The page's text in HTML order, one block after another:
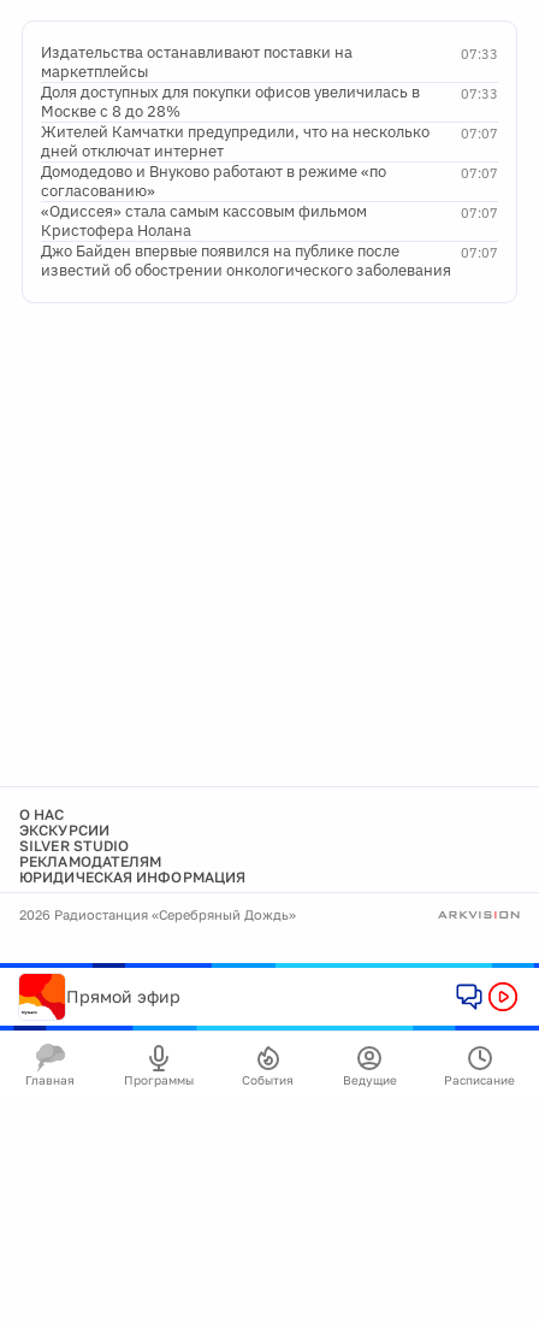
07:33
Издательства останавливают поставки на
маркетплейсы
07:33
Доля доступных для покупки офисов увеличилась в
Москве с 8 до 28%
07:07
Жителей Камчатки предупредили, что на несколько
дней отключат интернет
07:07
Домодедово и Внуково работают в режиме «по
согласованию»
07:07
«Одиссея» стала самым кассовым фильмом
Кристофера Нолана
07:07
Джо Байден впервые появился на публике после
известий об обострении онкологического заболевания
О НАС
ЭКСКУРСИИ
SILVER STUDIO
РЕКЛАМОДАТЕЛЯМ
ЮРИДИЧЕСКАЯ ИНФОРМАЦИЯ
2026 Радиостанция «Серебряный Дождь»
Прямой эфир
Главная Программы События Ведущие Расписание